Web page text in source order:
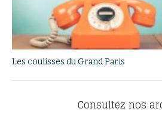
Les coulisses du Grand Paris
Consultez nos